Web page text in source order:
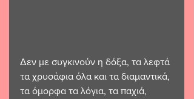
Δεν με συγκινούν η δόξα, τα λεφτά
τα χρυσάφια όλα και τα διαμαντικά,
τα όμορφα τα λόγια, τα παχιά,